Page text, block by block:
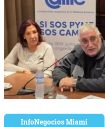
InfoNegocios Miami